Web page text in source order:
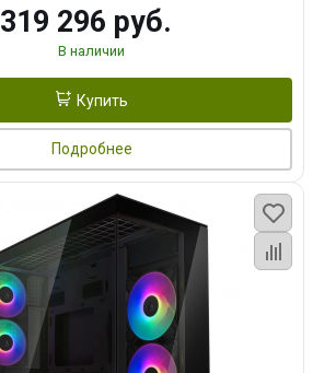
319 296 руб.
В наличии
Купить
Подробнее